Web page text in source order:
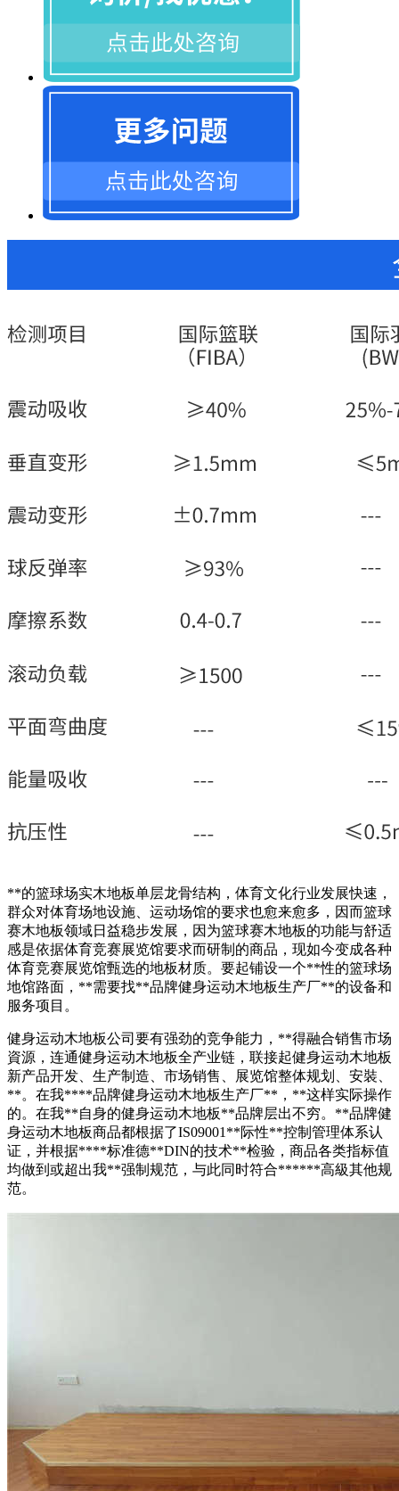
**的篮球场实木地板单层龙骨结构，体育文化行业发展快速，
群众对体育场地设施、运动场馆的要求也愈来愈多，因而篮球
赛木地板领域日益稳步发展，因为篮球赛木地板的功能与舒适
感是依据体育竞赛展览馆要求而研制的商品，现如今变成各种
体育竞赛展览馆甄选的地板材质。要起铺设一个**性的篮球场
地馆路面，**需要找**品牌健身运动木地板生产厂**的设备和
服务项目。
健身运动木地板公司要有强劲的竞争能力，**得融合销售市场
資源，连通健身运动木地板全产业链，联接起健身运动木地板
新产品开发、生产制造、市场销售、展览馆整体规划、安裝、
**。在我****品牌健身运动木地板生产厂**，**这样实际操作
的。在我**自身的健身运动木地板**品牌层出不穷。**品牌健
身运动木地板商品都根据了IS09001**际性**控制管理体系认
证，并根据****标准德**DIN的技术**检验，商品各类指标值
均做到或超出我**强制规范，与此同时符合******高級其他规
范。